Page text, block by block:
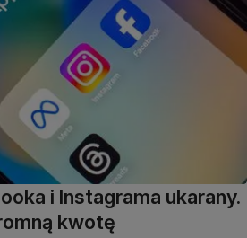
i Instagrama ukarany.
kwotę